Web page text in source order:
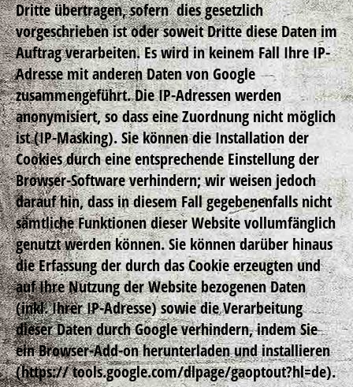
Dritte übertragen, sofern dies gesetzlich
vorgeschrieben ist oder soweit Dritte diese Daten im
Auftrag verarbeiten. Es wird in keinem Fall Ihre IP-
Adresse mit anderen Daten von Google
zusammengeführt. Die IP-Adressen werden
anonymisiert, so dass eine Zuordnung nicht möglich
ist (IP-Masking). Sie können die Installation der
Cookies durch eine entsprechende Einstellung der
Browser-Software verhindern; wir weisen jedoch
darauf hin, dass in diesem Fall gegebenenfalls nicht
sämtliche Funktionen dieser Website vollumfänglich
genutzt werden können. Sie können darüber hinaus
die Erfassung der durch das Cookie erzeugten und
auf Ihre Nutzung der Website bezogenen Daten
(inkl. Ihrer IP-Adresse) sowie die Verarbeitung
dieser Daten durch Google verhindern, indem Sie
ein Browser-Add-on herunterladen und installieren
(https:// tools.google.com/dlpage/gaoptout?hl=de).